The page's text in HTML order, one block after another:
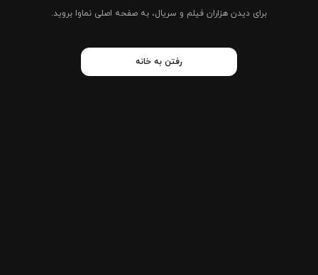
برای دیدن هزاران فیلم و سریال، به صفحه اصلی نماوا بروید.
رفتن به خانه